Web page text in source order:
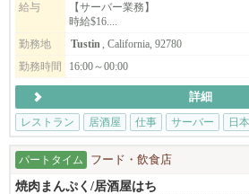
年に一度のボウリング大会や、ゴルフコ
ィー、新年ビンゴ大会など、店舗の垣根
ントも多数開催しています。
さまざまなバックグラウンドを持つ仲間
しい友人やママ友との出会いもたくさん
■ 未経験でも安心
━━━━━━━━━━━━━━
給与
【サーバー業務】
時給$16....
勤務地
Tustin, California, 92780
勤務時間
16:00～00:00
詳細
レストラン
居酒屋 仕事 サーバー 日
パートタイム フード・飲食店
焼肉まんぷく/居酒屋はち